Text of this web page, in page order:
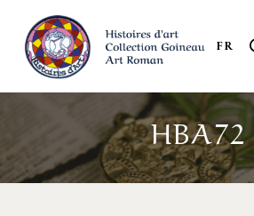
main
content
FR
HBA72